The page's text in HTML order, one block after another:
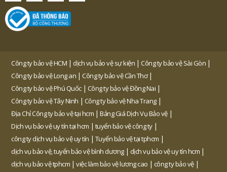
Công ty bảo vệ HCM | dịch vụ bảo vệ sự kiện | Công ty bảo vệ Sài Gòn |
Công ty bảo vệ Long an | Công ty bảo vệ Cần Thơ |
Công ty bảo vệ Phú Quốc | Công ty bảo vệ Đồng Nai |
Công ty bảo vệ Tây Ninh | Công ty bảo vệ Nha Trang |
Địa Chỉ Công ty bảo vệ tại hcm | Bảng Giá Dịch Vụ Bảo vệ |
Dịch vụ bảo vệ uy tín tại hcm | tuyển bảo vệ công ty |
công ty dịch vụ bảo vệ uy tín | Tuyển bảo vệ tại tphcm |
dịch vụ bảo vệ, tuyển bảo vệ bình dương | dịch vụ bảo vệ uy tín hcm |
dịch vụ bảo vệ tphcm | việc làm bảo vệ lương cao | công ty bảo vệ |